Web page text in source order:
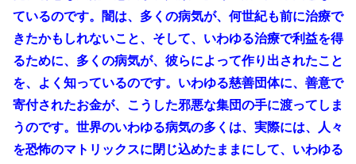
ているのです。闇は、多くの病気が、何世紀も前に治療で
きたかもしれないこと、そして、いわゆる治療で利益を得
るために、多くの病気が、彼らによって作り出されたこと
を、よく知っているのです。いわゆる慈善団体に、善意で
寄付されたお金が、こうした邪悪な集団の手に渡ってしま
うのです。世界のいわゆる病気の多くは、実際には、人々
を恐怖のマトリックスに閉じ込めたままにして、いわゆる